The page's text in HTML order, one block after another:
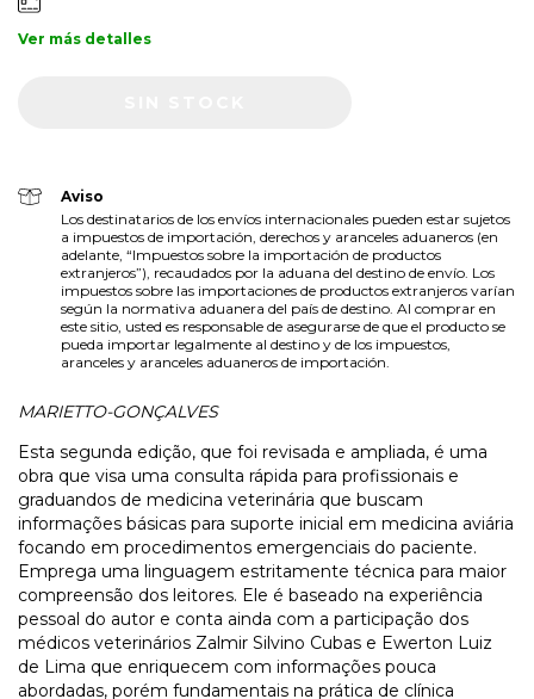
Ver más detalles
Aviso
Los destinatarios de los envíos internacionales pueden estar sujetos
a impuestos de importación, derechos y aranceles aduaneros (en
adelante, “Impuestos sobre la importación de productos
extranjeros”), recaudados por la aduana del destino de envío. Los
impuestos sobre las importaciones de productos extranjeros varían
según la normativa aduanera del país de destino. Al comprar en
este sitio, usted es responsable de asegurarse de que el producto se
pueda importar legalmente al destino y de los impuestos,
aranceles y aranceles aduaneros de importación.
MARIETTO-GONÇALVES
Esta segunda edição, que foi revisada e ampliada, é uma
obra que visa uma consulta rápida para profissionais e
graduandos de medicina veterinária que buscam
informações básicas para suporte inicial em medicina aviária
focando em procedimentos emergenciais do paciente.
Emprega uma linguagem estritamente técnica para maior
compreensão dos leitores. Ele é baseado na experiência
pessoal do autor e conta ainda com a participação dos
médicos veterinários Zalmir Silvino Cubas e Ewerton Luiz
de Lima que enriquecem com informações pouca
abordadas, porém fundamentais na prática de clínica